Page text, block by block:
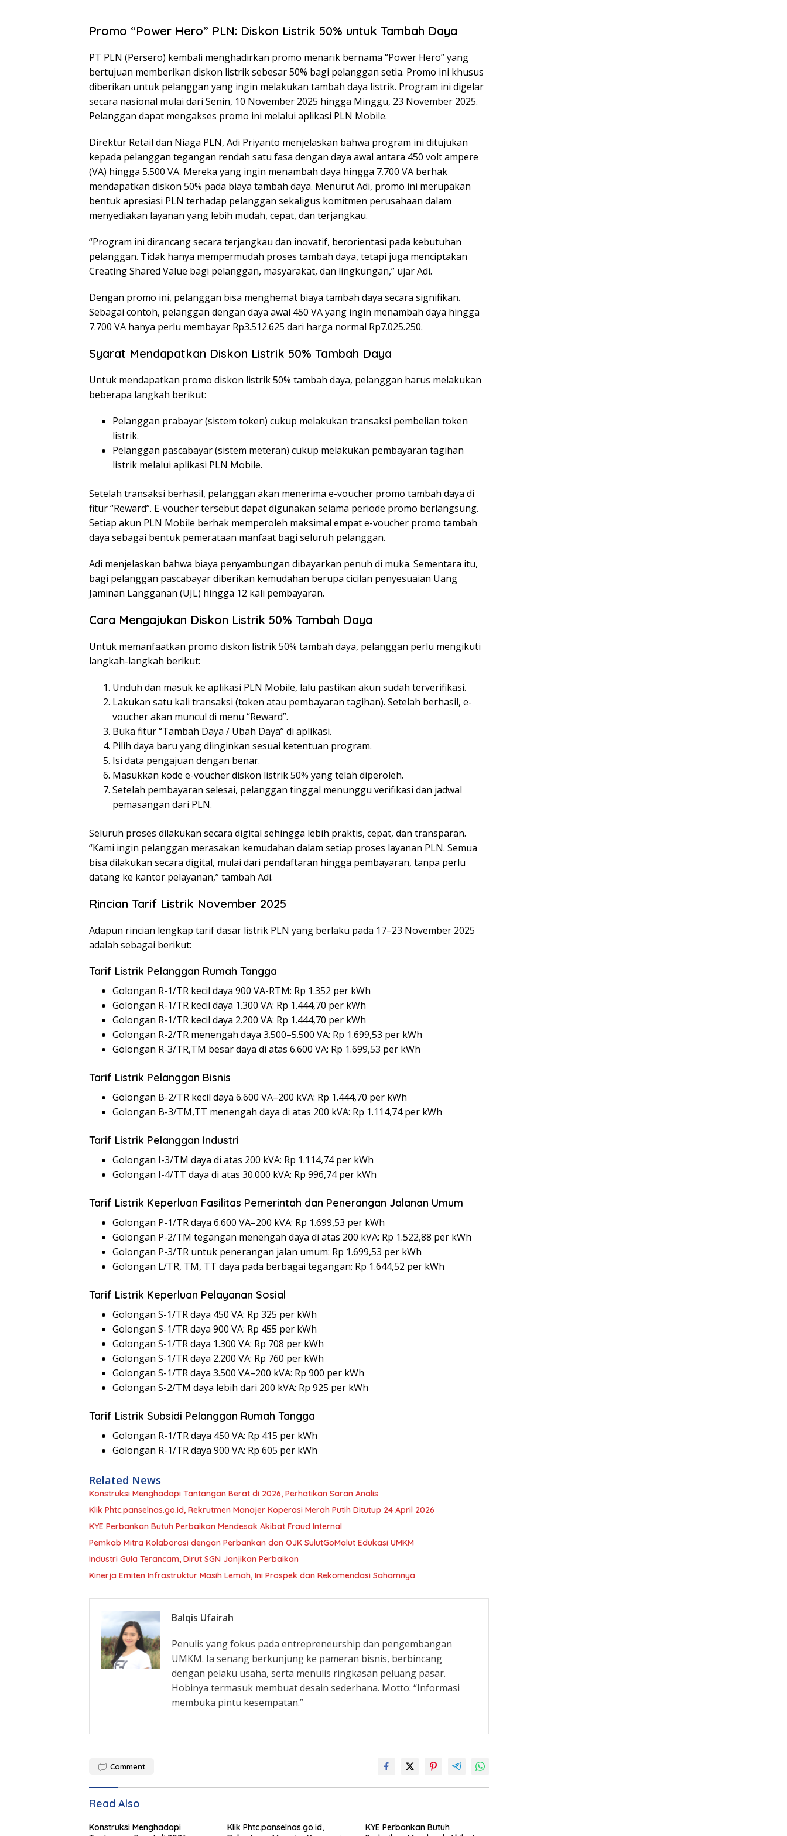
Promo “Power Hero” PLN: Diskon Listrik 50% untuk Tambah Daya
PT PLN (Persero) kembali menghadirkan promo menarik bernama “Power Hero” yang
bertujuan memberikan diskon listrik sebesar 50% bagi pelanggan setia. Promo ini khusus
diberikan untuk pelanggan yang ingin melakukan tambah daya listrik. Program ini digelar
secara nasional mulai dari Senin, 10 November 2025 hingga Minggu, 23 November 2025.
Pelanggan dapat mengakses promo ini melalui aplikasi PLN Mobile.
Direktur Retail dan Niaga PLN, Adi Priyanto menjelaskan bahwa program ini ditujukan
kepada pelanggan tegangan rendah satu fasa dengan daya awal antara 450 volt ampere
(VA) hingga 5.500 VA. Mereka yang ingin menambah daya hingga 7.700 VA berhak
mendapatkan diskon 50% pada biaya tambah daya. Menurut Adi, promo ini merupakan
bentuk apresiasi PLN terhadap pelanggan sekaligus komitmen perusahaan dalam
menyediakan layanan yang lebih mudah, cepat, dan terjangkau.
“Program ini dirancang secara terjangkau dan inovatif, berorientasi pada kebutuhan
pelanggan. Tidak hanya mempermudah proses tambah daya, tetapi juga menciptakan
Creating Shared Value bagi pelanggan, masyarakat, dan lingkungan,” ujar Adi.
Dengan promo ini, pelanggan bisa menghemat biaya tambah daya secara signifikan.
Sebagai contoh, pelanggan dengan daya awal 450 VA yang ingin menambah daya hingga
7.700 VA hanya perlu membayar Rp3.512.625 dari harga normal Rp7.025.250.
Syarat Mendapatkan Diskon Listrik 50% Tambah Daya
Untuk mendapatkan promo diskon listrik 50% tambah daya, pelanggan harus melakukan
beberapa langkah berikut:
Pelanggan prabayar (sistem token) cukup melakukan transaksi pembelian token
listrik.
Pelanggan pascabayar (sistem meteran) cukup melakukan pembayaran tagihan
listrik melalui aplikasi PLN Mobile.
Setelah transaksi berhasil, pelanggan akan menerima e-voucher promo tambah daya di
fitur “Reward”. E-voucher tersebut dapat digunakan selama periode promo berlangsung.
Setiap akun PLN Mobile berhak memperoleh maksimal empat e-voucher promo tambah
daya sebagai bentuk pemerataan manfaat bagi seluruh pelanggan.
Adi menjelaskan bahwa biaya penyambungan dibayarkan penuh di muka. Sementara itu,
bagi pelanggan pascabayar diberikan kemudahan berupa cicilan penyesuaian Uang
Jaminan Langganan (UJL) hingga 12 kali pembayaran.
Cara Mengajukan Diskon Listrik 50% Tambah Daya
Untuk memanfaatkan promo diskon listrik 50% tambah daya, pelanggan perlu mengikuti
langkah-langkah berikut:
Unduh dan masuk ke aplikasi PLN Mobile, lalu pastikan akun sudah terverifikasi.
Lakukan satu kali transaksi (token atau pembayaran tagihan). Setelah berhasil, e-
voucher akan muncul di menu “Reward”.
Buka fitur “Tambah Daya / Ubah Daya” di aplikasi.
Pilih daya baru yang diinginkan sesuai ketentuan program.
Isi data pengajuan dengan benar.
Masukkan kode e-voucher diskon listrik 50% yang telah diperoleh.
Setelah pembayaran selesai, pelanggan tinggal menunggu verifikasi dan jadwal
pemasangan dari PLN.
Seluruh proses dilakukan secara digital sehingga lebih praktis, cepat, dan transparan.
“Kami ingin pelanggan merasakan kemudahan dalam setiap proses layanan PLN. Semua
bisa dilakukan secara digital, mulai dari pendaftaran hingga pembayaran, tanpa perlu
datang ke kantor pelayanan,” tambah Adi.
Rincian Tarif Listrik November 2025
Adapun rincian lengkap tarif dasar listrik PLN yang berlaku pada 17–23 November 2025
adalah sebagai berikut:
Tarif Listrik Pelanggan Rumah Tangga
Golongan R-1/TR kecil daya 900 VA-RTM: Rp 1.352 per kWh
Golongan R-1/TR kecil daya 1.300 VA: Rp 1.444,70 per kWh
Golongan R-1/TR kecil daya 2.200 VA: Rp 1.444,70 per kWh
Golongan R-2/TR menengah daya 3.500–5.500 VA: Rp 1.699,53 per kWh
Golongan R-3/TR,TM besar daya di atas 6.600 VA: Rp 1.699,53 per kWh
Tarif Listrik Pelanggan Bisnis
Golongan B-2/TR kecil daya 6.600 VA–200 kVA: Rp 1.444,70 per kWh
Golongan B-3/TM,TT menengah daya di atas 200 kVA: Rp 1.114,74 per kWh
Tarif Listrik Pelanggan Industri
Golongan I-3/TM daya di atas 200 kVA: Rp 1.114,74 per kWh
Golongan I-4/TT daya di atas 30.000 kVA: Rp 996,74 per kWh
Tarif Listrik Keperluan Fasilitas Pemerintah dan Penerangan Jalanan Umum
Golongan P-1/TR daya 6.600 VA–200 kVA: Rp 1.699,53 per kWh
Golongan P-2/TM tegangan menengah daya di atas 200 kVA: Rp 1.522,88 per kWh
Golongan P-3/TR untuk penerangan jalan umum: Rp 1.699,53 per kWh
Golongan L/TR, TM, TT daya pada berbagai tegangan: Rp 1.644,52 per kWh
Tarif Listrik Keperluan Pelayanan Sosial
Golongan S-1/TR daya 450 VA: Rp 325 per kWh
Golongan S-1/TR daya 900 VA: Rp 455 per kWh
Golongan S-1/TR daya 1.300 VA: Rp 708 per kWh
Golongan S-1/TR daya 2.200 VA: Rp 760 per kWh
Golongan S-1/TR daya 3.500 VA–200 kVA: Rp 900 per kWh
Golongan S-2/TM daya lebih dari 200 kVA: Rp 925 per kWh
Tarif Listrik Subsidi Pelanggan Rumah Tangga
Golongan R-1/TR daya 450 VA: Rp 415 per kWh
Golongan R-1/TR daya 900 VA: Rp 605 per kWh
Related News
Konstruksi Menghadapi Tantangan Berat di 2026, Perhatikan Saran Analis
Klik Phtc.panselnas.go.id, Rekrutmen Manajer Koperasi Merah Putih Ditutup 24 April 2026
KYE Perbankan Butuh Perbaikan Mendesak Akibat Fraud Internal
Pemkab Mitra Kolaborasi dengan Perbankan dan OJK SulutGoMalut Edukasi UMKM
Industri Gula Terancam, Dirut SGN Janjikan Perbaikan
Kinerja Emiten Infrastruktur Masih Lemah, Ini Prospek dan Rekomendasi Sahamnya
Balqis Ufairah
Penulis yang fokus pada entrepreneurship dan pengembangan
UMKM. Ia senang berkunjung ke pameran bisnis, berbincang
dengan pelaku usaha, serta menulis ringkasan peluang pasar.
Hobinya termasuk membuat desain sederhana. Motto: “Informasi
membuka pintu kesempatan.”
Comment
Read Also
Konstruksi Menghadapi
Klik Phtc.panselnas.go.id,
KYE Perbankan Butuh